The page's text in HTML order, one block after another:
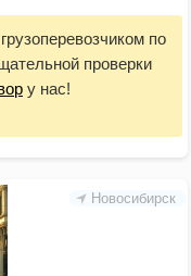
по
проверки
у нас!
Новосибирск